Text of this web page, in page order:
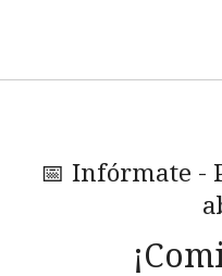
📅 Infórmate -